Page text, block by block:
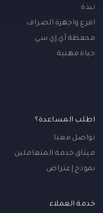
نبذة
افرع واجهزة الصراف
محفظة آي إي سي
حياة مهنية
اطلب المساعدة؟
تواصل معنا
ميثاق خدمة المتعاملين
نموذج إعتراض
خدمة العملاء